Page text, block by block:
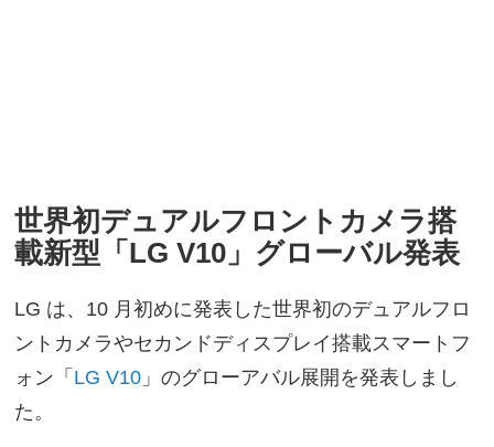
世界初デュアルフロントカメラ搭
載新型「LG V10」グローバル発表
LG は、10 月初めに発表した世界初のデュアルフロ
ントカメラやセカンドディスプレイ搭載スマートフ
ォン「 LG V10 」のグローアバル展開を発表しまし
た。